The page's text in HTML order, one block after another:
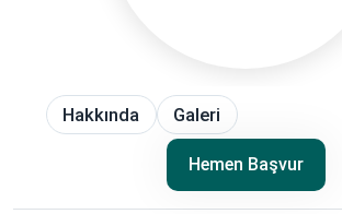
Hakkında Galeri
Hemen Başvur